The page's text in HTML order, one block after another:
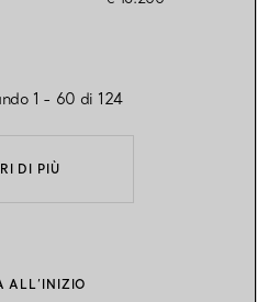
DI PIÙ
1 - 60 di 124
ALL’INIZIO